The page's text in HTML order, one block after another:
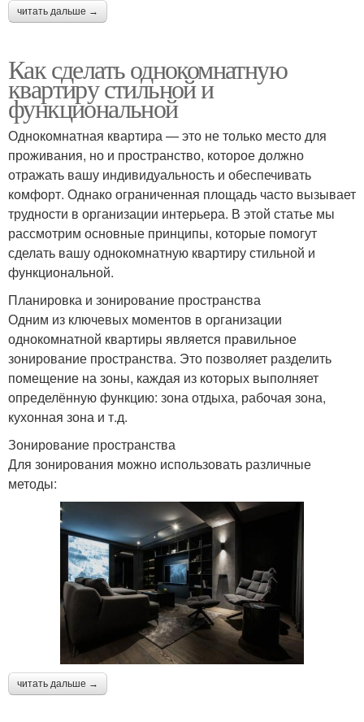
читать дальше →
Как сделать однокомнатную
квартиру стильной и
функциональной
Однокомнатная квартира — это не только место для
проживания, но и пространство, которое должно
отражать вашу индивидуальность и обеспечивать
комфорт. Однако ограниченная площадь часто вызывает
трудности в организации интерьера. В этой статье мы
рассмотрим основные принципы, которые помогут
сделать вашу однокомнатную квартиру стильной и
функциональной.
Планировка и зонирование пространства
Одним из ключевых моментов в организации
однокомнатной квартиры является правильное
зонирование пространства. Это позволяет разделить
помещение на зоны, каждая из которых выполняет
определённую функцию: зона отдыха, рабочая зона,
кухонная зона и т.д.
Зонирование пространства
Для зонирования можно использовать различные
методы:
читать дальше →